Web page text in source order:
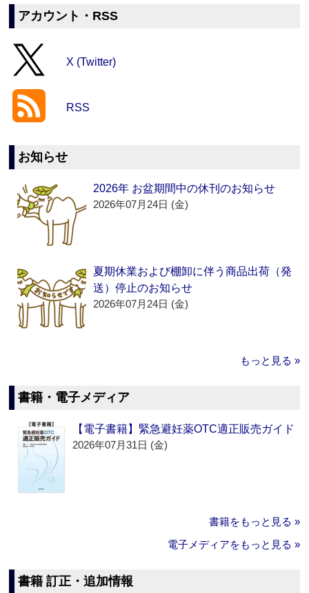
アカウント・RSS
X (Twitter)
RSS
お知らせ
2026年 お盆期間中の休刊のお知らせ
2026年07月24日 (金)
夏期休業および棚卸に伴う商品出荷（発
送）停止のお知らせ
2026年07月24日 (金)
もっと見る »
書籍・電子メディア
【電子書籍】緊急避妊薬OTC適正販売ガイド
2026年07月31日 (金)
書籍をもっと見る »
電子メディアをもっと見る »
書籍 訂正・追加情報